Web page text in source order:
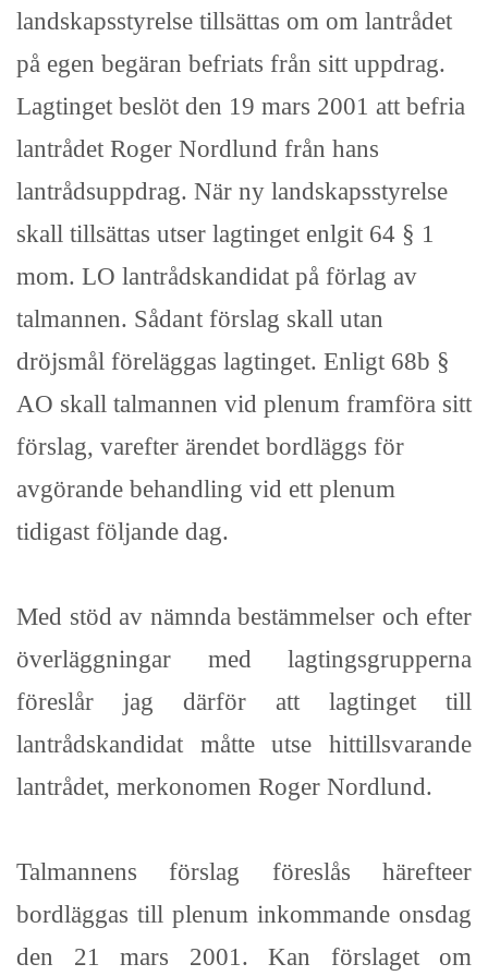
landskapsstyrelse tillsättas om om lantrådet
på egen begäran befriats från sitt uppdrag.
Lagtinget beslöt den 19 mars 2001 att befria
lantrådet Roger Nordlund från hans
lantrådsuppdrag. När ny landskapsstyrelse
skall tillsättas utser lagtinget enlgit 64 § 1
mom. LO lantrådskandidat på förlag av
talmannen. Sådant förslag skall utan
dröjsmål föreläggas lagtinget. Enligt 68b §
AO skall talmannen vid plenum framföra sitt
förslag, varefter ärendet bordläggs för
avgörande behandling vid ett plenum
tidigast följande dag.
Med stöd av nämnda bestämmelser och efter
överläggningar med lagtingsgrupperna
föreslår jag därför att lagtinget till
lantrådskandidat måtte utse hittillsvarande
lantrådet, merkonomen Roger Nordlund.
Talmannens förslag föreslås härefteer
bordläggas till plenum inkommande onsdag
den 21 mars 2001. Kan förslaget om